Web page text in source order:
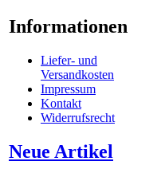
Informationen
Liefer- und
Versandkosten
Impressum
Kontakt
Widerrufsrecht
Neue Artikel